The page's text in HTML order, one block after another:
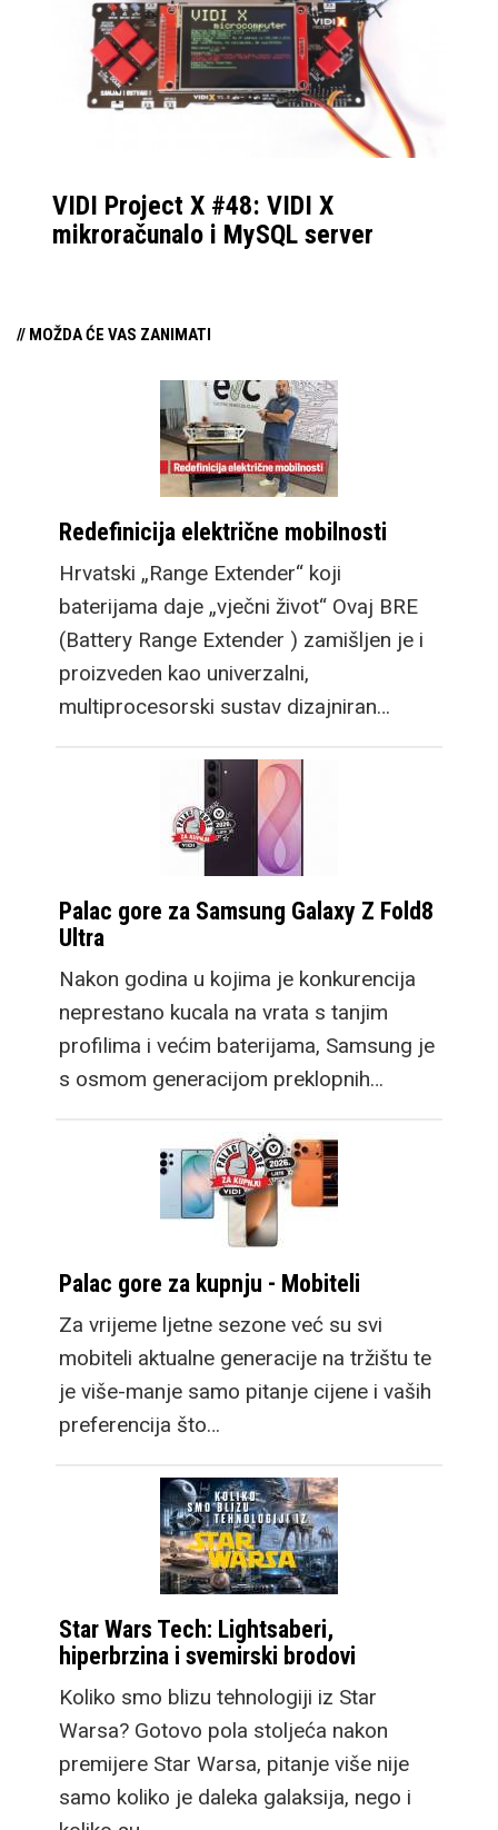
VIDI Project X #48: VIDI X
mikroračunalo i MySQL server
// MOŽDA ĆE VAS ZANIMATI
Redefinicija električne mobilnosti
Hrvatski „Range Extender“ koji
baterijama daje „vječni život“ Ovaj BRE
(Battery Range Extender ) zamišljen je i
proizveden kao univerzalni,
multiprocesorski sustav dizajniran…
Palac gore za Samsung Galaxy Z Fold8
Ultra
Nakon godina u kojima je konkurencija
neprestano kucala na vrata s tanjim
profilima i većim baterijama, Samsung je
s osmom generacijom preklopnih…
Palac gore za kupnju - Mobiteli
Za vrijeme ljetne sezone već su svi
mobiteli aktualne generacije na tržištu te
je više-manje samo pitanje cijene i vaših
preferencija što…
Star Wars Tech: Lightsaberi,
hiperbrzina i svemirski brodovi
Koliko smo blizu tehnologiji iz Star
Warsa? Gotovo pola stoljeća nakon
premijere Star Warsa, pitanje više nije
samo koliko je daleka galaksija, nego i